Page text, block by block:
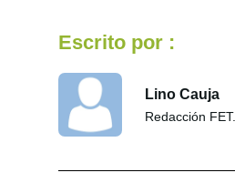
Escrito por :
Lino Cauja
Redacción FET.